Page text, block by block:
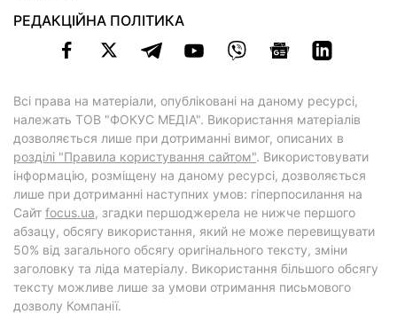
РЕДАКЦІЙНА ПОЛІТИКА
Всі права на матеріали, опубліковані на даному ресурсі,
належать ТОВ "ФОКУС МЕДІА". Використання матеріалів
дозволяється лише при дотриманні вимог, описаних в
розділі "Правила користування сайтом". Використовувати
інформацію, розміщену на даному ресурсі, дозволяється
лише при дотриманні наступних умов: гіперпосилання на
Cайт focus.ua, згадки першоджерела не нижче першого
абзацу, обсягу використання, який не може перевищувати
50% від загального обсягу оригінального тексту, зміни
заголовку та ліда матеріалу. Використання більшого обсягу
тексту можливе лише за умови отримання письмового
дозволу Компанії.